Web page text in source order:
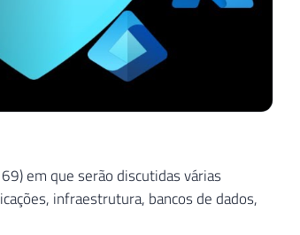
em que serão discutidas várias
infraestrutura, bancos de dados,